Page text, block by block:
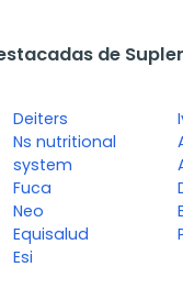
de
Deiters
Ns nutritional
system
Fuca
Neo
Equisalud
Esi